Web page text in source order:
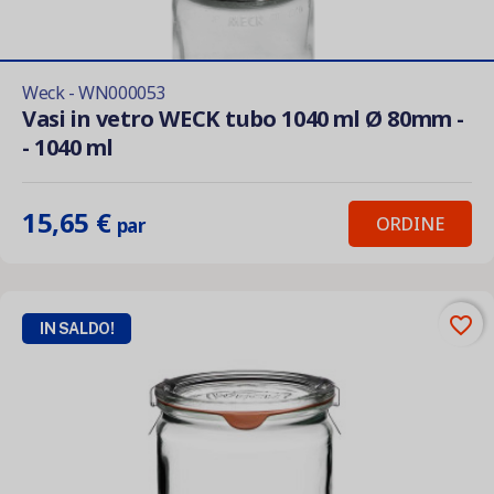
Weck - WN000053
Vasi in vetro WECK tubo 1040 ml Ø 80mm -
- 1040 ml
15,65 € par ORDINE
IN SALDO! favorite_border